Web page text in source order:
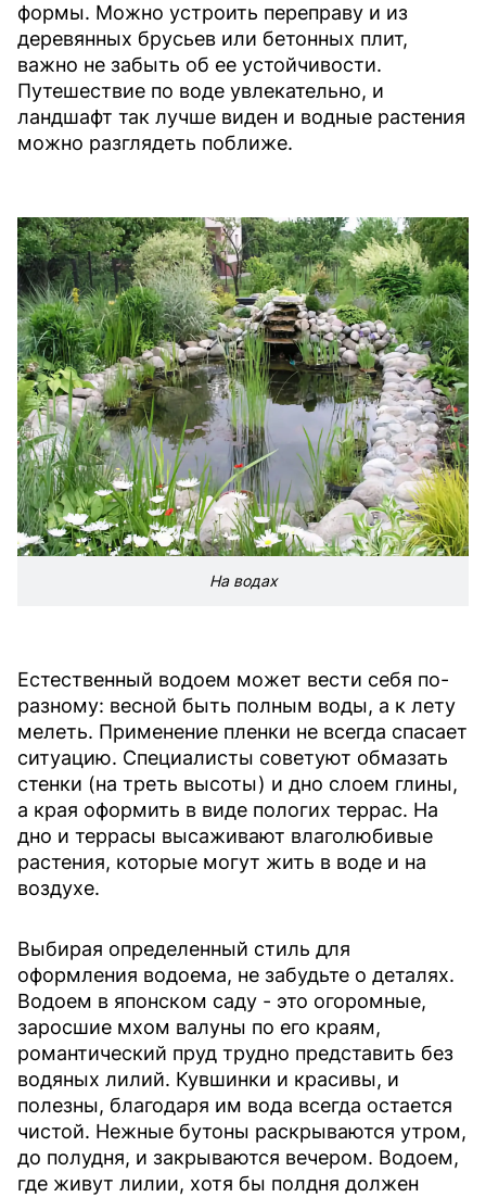
формы. Можно устроить переправу и из
деревянных брусьев или бетонных плит,
важно не забыть об ее устойчивости.
Путешествие по воде увлекательно, и
ландшафт так лучше виден и водные растения
можно разглядеть поближе.
На водах
Естественный водоем может вести себя по-
разному: весной быть полным воды, а к лету
мелеть. Применение пленки не всегда спасает
ситуацию. Специалисты советуют обмазать
стенки (на треть высоты) и дно слоем глины,
а края оформить в виде пологих террас. На
дно и террасы высаживают влаголюбивые
растения, которые могут жить в воде и на
воздухе.
Выбирая определенный стиль для
оформления водоема, не забудьте о деталях.
Водоем в японском саду - это огоромные,
заросшие мхом валуны по его краям,
романтический пруд трудно представить без
водяных лилий. Кувшинки и красивы, и
полезны, благодаря им вода всегда остается
чистой. Нежные бутоны раскрываются утром,
до полудня, и закрываются вечером. Водоем,
где живут лилии, хотя бы полдня должен